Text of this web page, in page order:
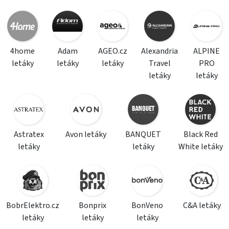
4home
letáky
Adam
letáky
AGEO.cz
letáky
Alexandria
Travel
letáky
ALPINE
PRO
letáky
Astratex
letáky
Avon letáky
BANQUET
letáky
Black Red
White letáky
BobrElektro.cz
letáky
Bonprix
letáky
BonVeno
letáky
C&A letáky